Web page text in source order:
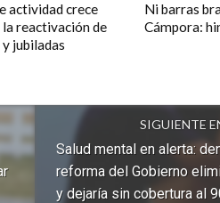
actividad crece
la reactivación de
jubiladas
Ni barras
Cámpora:
SIGUIENTE
Salud mental en alerta:
reforma del Gobierno
y dejaría sin cobertura al